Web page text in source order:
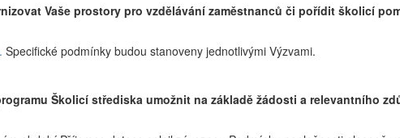
Vaše prostory pro vzdělávání zaměstnanců či pořídit školicí
Specifické podmínky budou stanoveny jednotlivými Výzvami.
Školicí střediskaumožnit na základě žádosti a relevantního